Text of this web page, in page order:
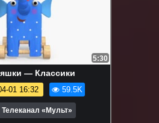
5:30
— Классики
01 16:32 59.5K
Телеканал «Мульт»